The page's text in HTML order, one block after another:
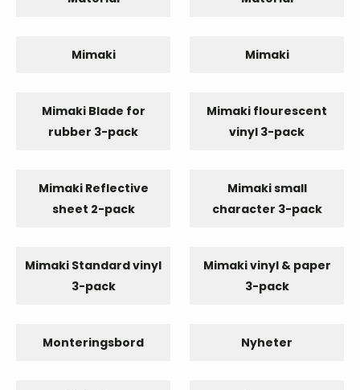
Mimaki Mimaki
Mimaki Blade for
rubber 3-pack
Mimaki flourescent
vinyl 3-pack
Mimaki Reflective
sheet 2-pack
Mimaki small
character 3-pack
Mimaki Standard vinyl
3-pack
Mimaki vinyl & paper
3-pack
Monteringsbord Nyheter